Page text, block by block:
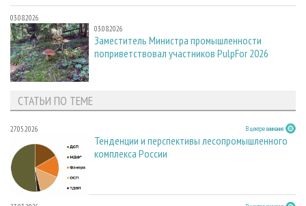
03.08.2026
03.08.2026
Заместитель Министра промышленности
поприветствовал участников PulpFor 2026
СТАТЬИ ПО ТЕМЕ
27.05.2026 В центре внимания
Тенденции и перспективы лесопромышленного
комплекса России